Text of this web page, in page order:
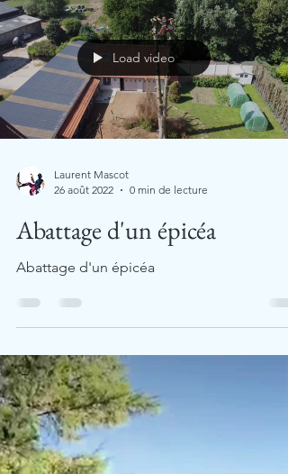
Load video
Laurent Mascot
26 août 2022
0 min de lecture
Abattage d'un épicéa
Abattage d'un épicéa